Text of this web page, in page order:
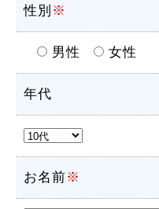
性別 ※
男性 女性
年代
お名前※